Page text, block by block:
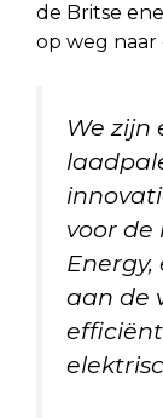
de Britse
op weg naar
We zijn
voor de
aan de